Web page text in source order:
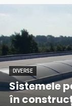
DIVERSE
Sistemele
în